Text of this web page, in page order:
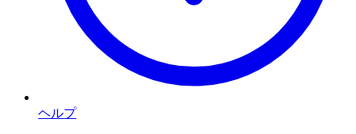
ヘルプ